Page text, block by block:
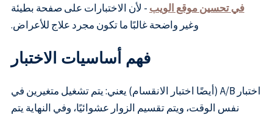
في تحسين موقع الويب - لأن الاختبارات على صفحة بطيئة
وغير واضحة غالبًا ما تكون مجرد علاج للأعراض.
فهم أساسيات الاختبار
اختبار A/B (أيضًا اختبار الانقسام) يعني: يتم تشغيل متغيرين في
نفس الوقت، ويتم تقسيم الزوار عشوائيًا، وفي النهاية يتم